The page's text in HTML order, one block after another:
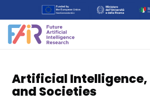
Artificial Intelligence,
and Societies